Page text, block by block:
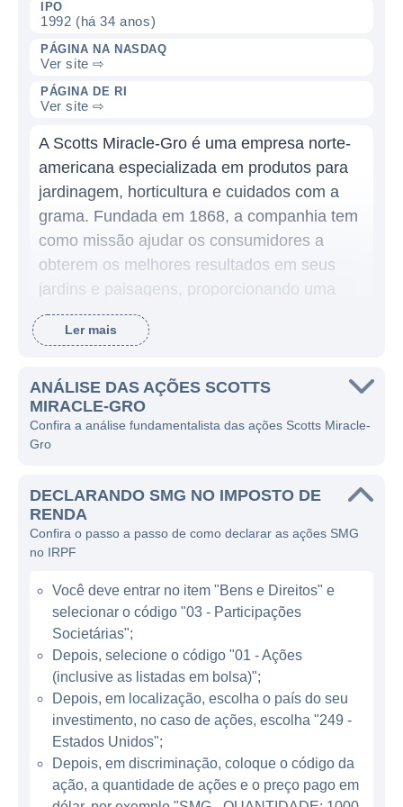
IPO
1992 (há 34 anos)
PÁGINA NA NASDAQ
Ver site ⇨
PÁGINA DE RI
Ver site ⇨
A Scotts Miracle-Gro é uma empresa norte-
americana especializada em produtos para
jardinagem, horticultura e cuidados com a
grama. Fundada em 1868, a companhia tem
como missão ajudar os consumidores a
obterem os melhores resultados em seus
jardins e paisagens, proporcionando uma
ampla gama de produtos que vão desde
fertilizantes, sementes de grama, até
com plantas. A empresa se destaca por seu
portfólio extenso, com marcas conhecidas
como Miracle-Gro, Ortho, e Roundup, que
A Scotts Miracle-Gro é reconhecida pelo seu
compromisso com a inovação,
desenvolvimento para criar produtos mais
eficazes e sustentáveis. Sua atuação não se
limita apenas ao mercado de jardinagem
para consumidores, mas também abrange o
segmento profissional, oferecendo soluções
voltadas para paisagistas e jardineiros
comerciais. Essa dualidade em seu modelo
de negócios permite à empresa atingir uma
diversidade maior de clientes e adaptar seus
Ler mais
ANÁLISE DAS AÇÕES SCOTTS
MIRACLE-GRO
Confira a análise fundamentalista das ações Scotts Miracle-
Gro
DECLARANDO SMG NO IMPOSTO DE
RENDA
Confira o passo a passo de como declarar as ações SMG
no IRPF
Você deve entrar no item "Bens e Direitos" e
selecionar o código "03 - Participações
Societárias";
Depois, selecione o código "01 - Ações
(inclusive as listadas em bolsa)";
Depois, em localização, escolha o país do seu
investimento, no caso de ações, escolha "249 -
Estados Unidos";
Depois, em discriminação, coloque o código da
ação, a quantidade de ações e o preço pago em